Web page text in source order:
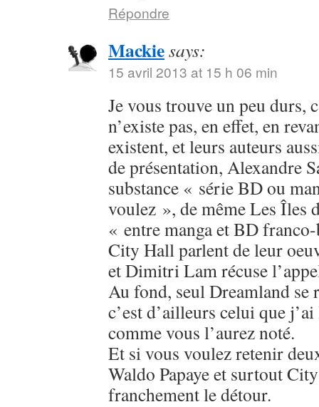
Répondre
Mackiesays:
15 avril 2013 at 15 h 06 min
Je vous trouve un peu durs,
n’existe pas, en effet, en
existent, et leurs auteurs
de présentation, Alexandre
substance « série BD ou
voulez », de même Les Îles
« entre manga et BD
City Hall parlent de leur
et Dimitri Lam récuse
Au fond, seul Dreamland se
c’est d’ailleurs celui que
comme vous l’aurez noté.
Et si vous voulez retenir
Waldo Papaye et surtout
franchement le détour.